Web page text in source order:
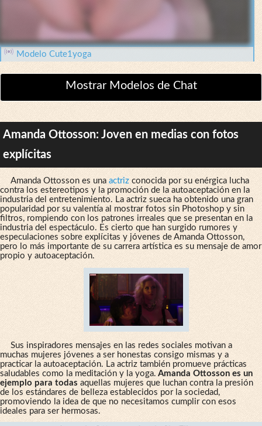
Modelo Cute1yoga
Mostrar Modelos de Chat
Amanda Ottosson: Joven en medias con fotos
explícitas
Amanda Ottosson es una actrizconocida por su enérgica lucha
contra los estereotipos y la promoción de la autoaceptación en la
industria del entretenimiento. La actriz sueca ha obtenido una gran
popularidad por su valentía al mostrar fotos sin Photoshop y sin
filtros, rompiendo con los patrones irreales que se presentan en la
industria del espectáculo. Es cierto que han surgido rumores y
especulaciones sobre explícitas y jóvenes de Amanda Ottosson,
pero lo más importante de su carrera artística es su mensaje de amor
propio y autoaceptación.
Sus inspiradores mensajes en las redes sociales motivan a
muchas mujeres jóvenes a ser honestas consigo mismas y a
practicar la autoaceptación. La actriz también promueve prácticas
saludables como la meditación y la yoga. Amanda Ottosson es un
ejemplo para todas aquellas mujeres que luchan contra la presión
de los estándares de belleza establecidos por la sociedad,
promoviendo la idea de que no necesitamos cumplir con esos
ideales para ser hermosas.